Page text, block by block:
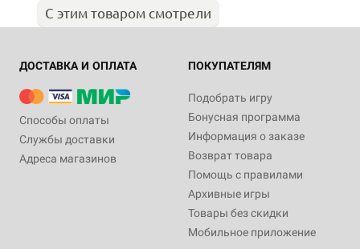
С этим товаром смотрели
ДОСТАВКА И ОПЛАТА
Способы оплаты
Службы доставки
Адреса магазинов
ПОКУПАТЕЛЯМ
Подобрать игру
Бонусная программа
Информация о заказе
Возврат товара
Помощь с правилами
Архивные игры
Товары без скидки
Мобильное приложение